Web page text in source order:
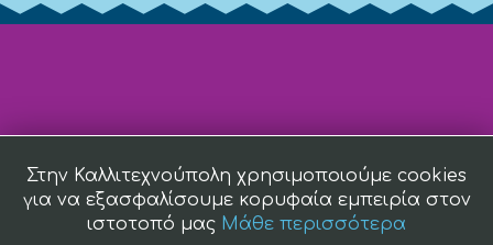
Στην Καλλιτεχνούπολη χρησιμοποιούμε cookies
για να εξασφαλίσουμε κορυφαία εμπειρία στον
ιστοτοπό μας Μάθε περισσότερα